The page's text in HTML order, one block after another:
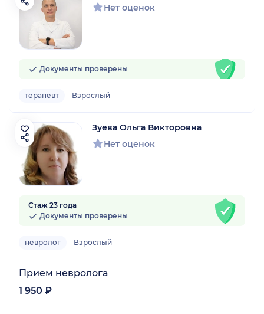
Нет оценок
Документы проверены
терапевт Взрослый
Зуева Ольга Викторовна
Нет оценок
Стаж 23 года
Документы проверены
невролог Взрослый
Прием невролога
1 950 ₽